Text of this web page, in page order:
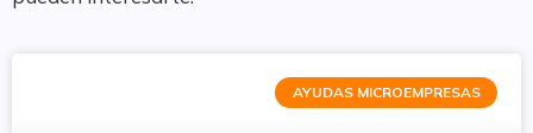
AYUDAS MICROEMPRESAS